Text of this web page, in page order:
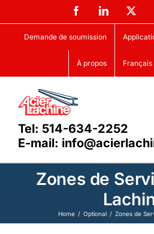
to
content
FacebookLinkedIn
Demande de soumission
À propos Français
Tel: 514-634-2252
E-mail:
Zones de
Home Optional Zones de